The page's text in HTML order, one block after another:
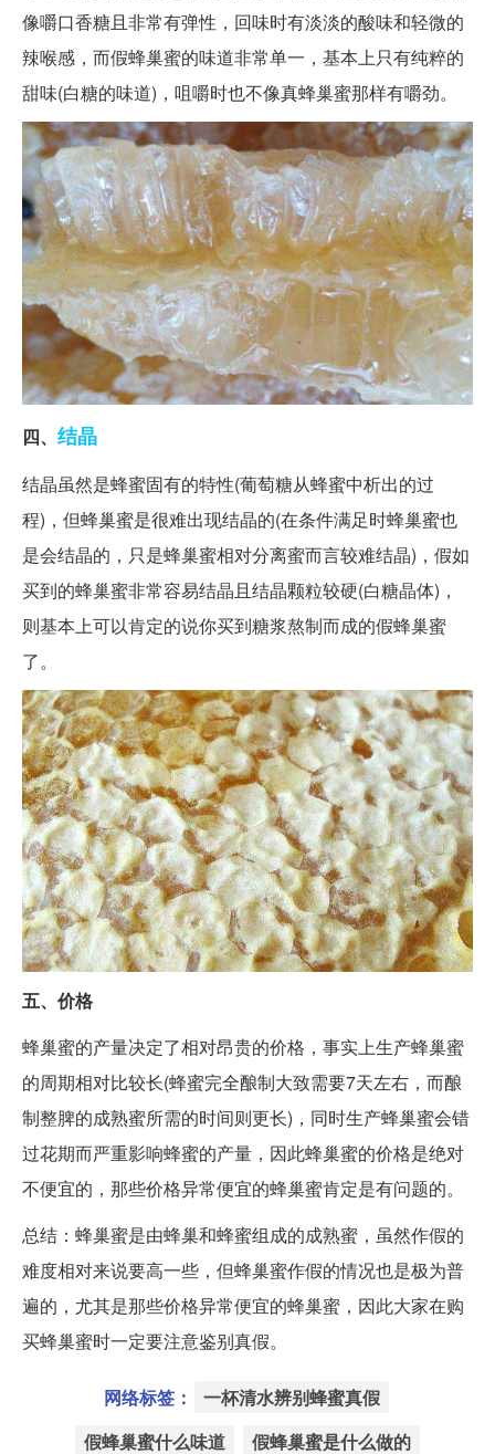
像嚼口香糖且非常有弹性，回味时有淡淡的酸味和轻微的
辣喉感，而假蜂巢蜜的味道非常单一，基本上只有纯粹的
甜味(白糖的味道)，咀嚼时也不像真蜂巢蜜那样有嚼劲。
四、 结晶
结晶虽然是蜂蜜固有的特性(葡萄糖从蜂蜜中析出的过
程)，但蜂巢蜜是很难出现结晶的(在条件满足时蜂巢蜜也
是会结晶的，只是蜂巢蜜相对分离蜜而言较难结晶)，假如
买到的蜂巢蜜非常容易结晶且结晶颗粒较硬(白糖晶体)，
则基本上可以肯定的说你买到糖浆熬制而成的假蜂巢蜜
了。
五、价格
蜂巢蜜的产量决定了相对昂贵的价格，事实上生产蜂巢蜜
的周期相对比较长(蜂蜜完全酿制大致需要7天左右，而酿
制整脾的成熟蜜所需的时间则更长)，同时生产蜂巢蜜会错
过花期而严重影响蜂蜜的产量，因此蜂巢蜜的价格是绝对
不便宜的，那些价格异常便宜的蜂巢蜜肯定是有问题的。
总结 ：蜂巢蜜是由蜂巢和蜂蜜组成的成熟蜜，虽然作假的
难度相对来说要高一些，但蜂巢蜜作假的情况也是极为普
遍的，尤其是那些价格异常便宜的蜂巢蜜，因此大家在购
买蜂巢蜜时一定要注意鉴别真假。
网络标签：
一杯清水辨别蜂蜜真假
假蜂巢蜜什么味道
假蜂巢蜜是什么做的